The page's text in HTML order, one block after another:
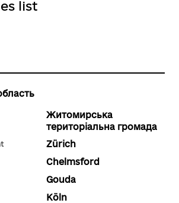
list
Житомирська
територіальна громада
Zürich
Chelmsford
Gouda
Köln